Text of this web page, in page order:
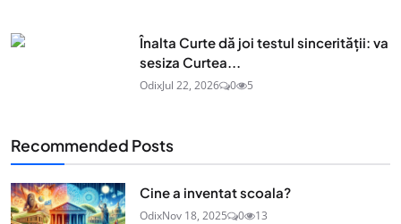
Înalta Curte dă joi testul sincerității: va
sesiza Curtea...
OdixJul 22, 2026 0 5
Recommended Posts
Cine a inventat scoala?
OdixNov 18, 2025 0 13